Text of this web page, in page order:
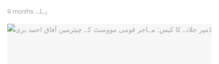
9 months پہلے